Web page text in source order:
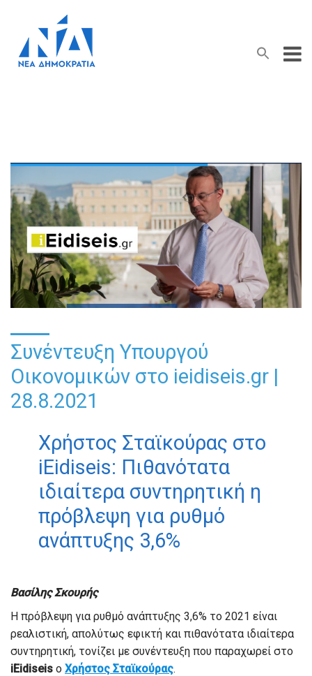
Search
Search Button
Συνέντευξη Υπουργού
Οικονομικών στο ieidiseis.gr |
28.8.2021
Χρήστος Σταϊκούρας στο
iEidiseis: Πιθανότατα
ιδιαίτερα συντηρητική η
πρόβλεψη για ρυθμό
ανάπτυξης 3,6%
Βασίλης Σκουρής
Η πρόβλεψη για ρυθμό ανάπτυξης 3,6% το 2021 είναι
ρεαλιστική, απολύτως εφικτή και πιθανότατα ιδιαίτερα
συντηρητική, τονίζει με συνέντευξη που παραχωρεί στο
iEidiseis o Χρήστος Σταϊκούρας.